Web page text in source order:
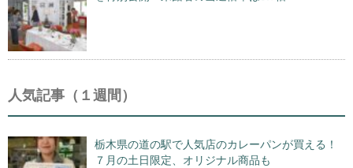
人気記事（１週間）
栃木県の道の駅で人気店のカレーパンが買える！
７月の土日限定、オリジナル商品も